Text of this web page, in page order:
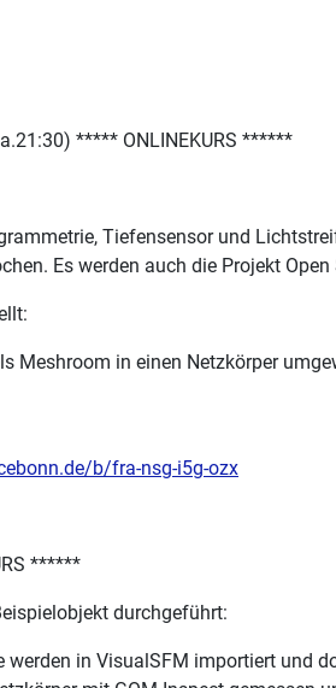
***** ONLINEKURS ******
Tiefensensor und
Es werden auch die Projekt
Meshroom in einen Netzkörper
b/fra-nsg-i5g-ozx
******
durchgeführt:
in VisualSFM importiert